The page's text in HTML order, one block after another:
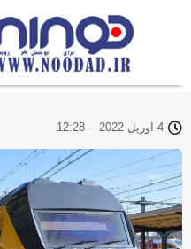
4 آوریل 2022 -
12:28